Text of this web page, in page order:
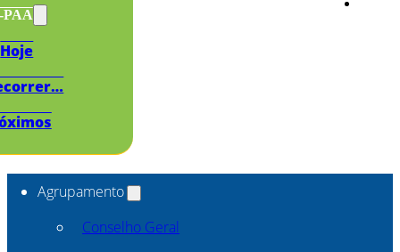
PAA
Hoje
Agrupamento
Conselho Geral